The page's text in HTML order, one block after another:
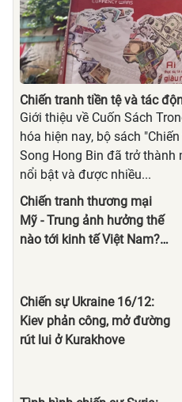
Chiến tranh tiền tệ và tác
Giới thiệu về Cuốn Sách
hóa hiện nay, bộ sách
Song Hong Bin đã trở
nổi bật và được nhiều...
Chiến tranh thương mại
Mỹ - Trung ảnh hưởng thế
nào tới kinh tế Việt Nam? -
Chiến sự Ukraine 16/12:
Kiev phản công, mở đường
rút lui ở Kurakhove